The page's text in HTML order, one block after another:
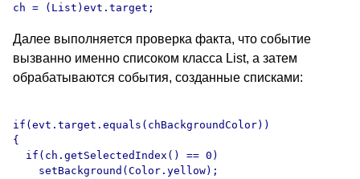
Далее выполняется проверка факта, что событие
вызванно именно списоком класса List, а затем
обрабатываются события, созданные списками:
if(evt.target.equals(chBackgroundColor))
{
  if(ch.getSelectedIndex() == 0)
    setBackground(Color.yellow);